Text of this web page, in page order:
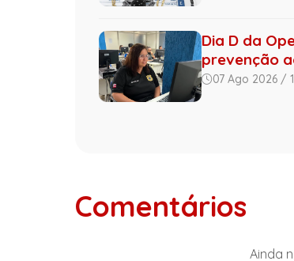
Dia D da
prevenção
07 Ago 2026 /
Comentários
Ainda